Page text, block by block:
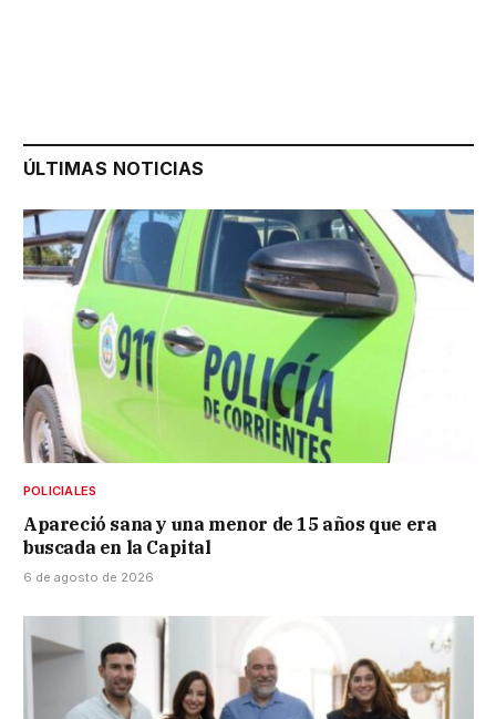
ÚLTIMAS NOTICIAS
POLICIALES
Apareció sana y una menor de 15 años que era
buscada en la Capital
6 de agosto de 2026